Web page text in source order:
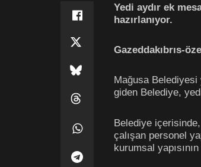
Yedi aydır ek
hazırlanıyor.
Gazeddakıbrıs-
Mağusa Belediyesi
giden Belediye,
Belediye
çalışan personel
kurumsal